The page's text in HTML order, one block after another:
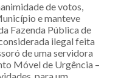
de votos,
e manteve
Fazenda Pública de
ilegal feita
de uma servidora
Móvel de Urgência –